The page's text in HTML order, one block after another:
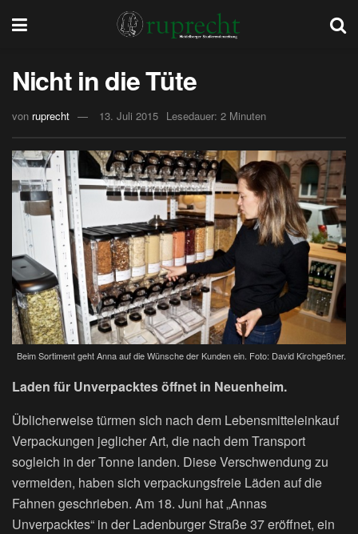
Nicht in die Tüte
von ruprecht 13. Juli 2015 Lesedauer: 2 Minuten
Beim Sortiment geht Anna auf die Wünsche der Kunden ein. Foto: David Kirchgeßner.
Laden für Unverpacktes öffnet in Neuenheim.
Üblicherweise türmen sich nach dem Lebensmitteleinkauf
Verpackungen jeglicher Art, die nach dem Transport
sogleich in der Tonne landen. Diese Verschwendung zu
vermeiden, haben sich verpackungsfreie Läden auf die
Fahnen geschrieben. Am 18. Juni hat „Annas
Unverpacktes“ in der Ladenburger Straße 37 eröffnet, ein